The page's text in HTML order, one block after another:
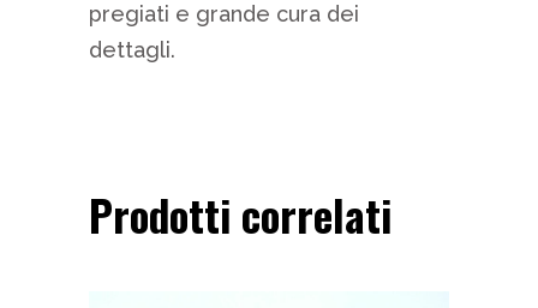
pregiati e grande cura dei
dettagli.
Prodotti correlati